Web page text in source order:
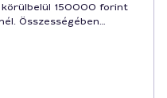
150000 forint
Összességében